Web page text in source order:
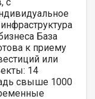
База
к приему
или
14
свыше 1000